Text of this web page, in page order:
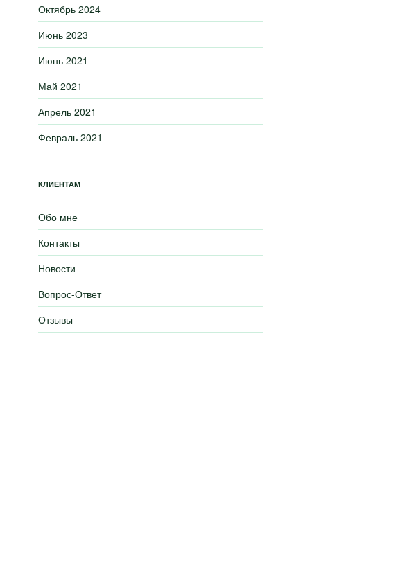
Октябрь 2024
Июнь 2023
Июнь 2021
Май 2021
Апрель 2021
Февраль 2021
КЛИЕНТАМ
Обо мне
Контакты
Новости
Вопрос-Ответ
Отзывы